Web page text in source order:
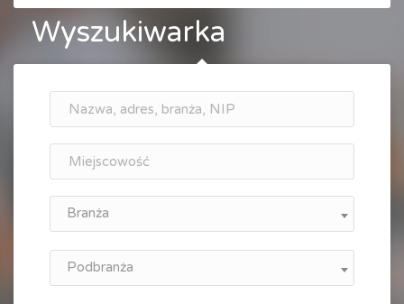
Wyszukiwarka
Branża
Podbranża